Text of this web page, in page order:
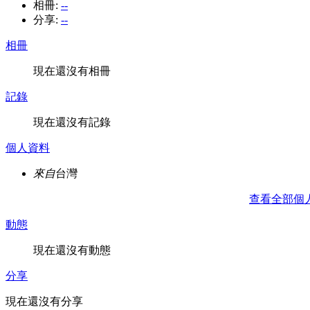
相冊: --
分享: --
相冊
現在還沒有相冊
記錄
現在還沒有記錄
個人資料
來自台灣
查看全部個
動態
現在還沒有動態
分享
現在還沒有分享